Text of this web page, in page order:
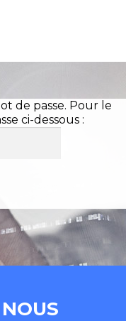
de passe. Pour le
ci-dessous :